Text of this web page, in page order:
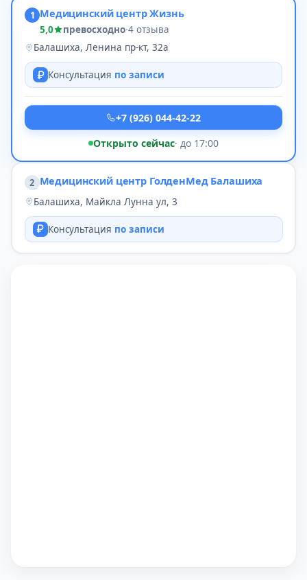
1 Медицинский центр Жизнь
5,0 превосходно·4 отзыва
Балашиха, Ленина пр-кт, 32а
Консультация по записи
+7 (926) 044-42-22
Открыто сейчас· до 17:00
2 Медицинский центр ГолденМед Балашиха
Балашиха, Майкла Лунна ул, 3
Консультация по записи